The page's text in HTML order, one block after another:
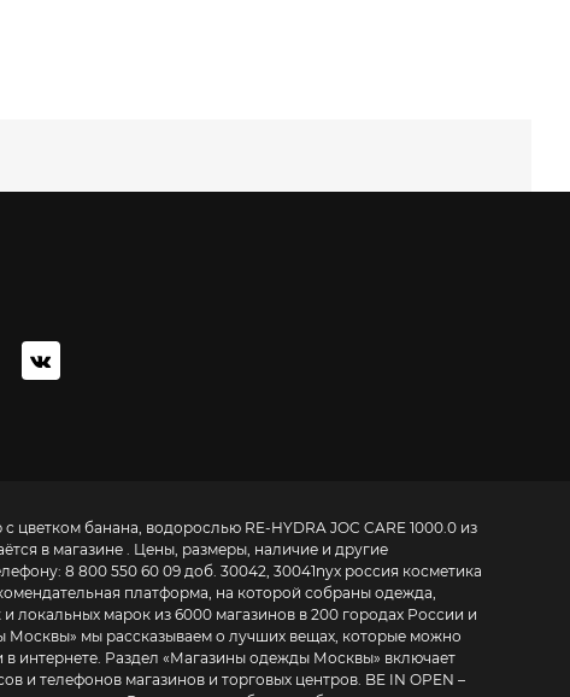
банана, водорослью RE-HYDRA JOC CARE 1000.0 из
в магазине . Цены, размеры, наличие и другие
8 800 550 60 09 доб. 30042, 30041nyx россия косметика
платформа, на которой собраны одежда,
и локальных марок из 6000 магазинов в 200 городах России и
Москвы» мы рассказываем о лучших вещах, которые можно
интернете. Раздел «Магазины одежды Москвы» включает
магазинов и торговых центров. BE IN OPEN –